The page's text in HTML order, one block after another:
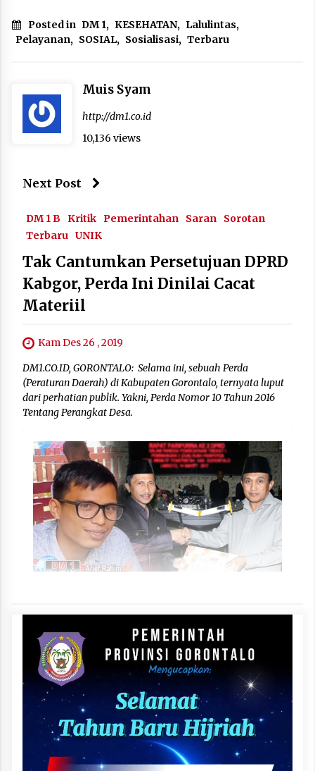
Posted in DM 1, KESEHATAN, Lalulintas,
Pelayanan, SOSIAL, Sosialisasi, Terbaru
Muis Syam
http://dm1.co.id
10,136 views
Next Post
DM 1 B Kritik Pemerintahan Saran
Sorotan
Terbaru UNIK
Tak Cantumkan Persetujuan DPRD
Kabgor, Perda Ini Dinilai Cacat
Materiil
Kam Des 26 , 2019
DM1.CO.ID, GORONTALO: Selama ini, sebuah Perda
(Peraturan Daerah) di Kabupaten Gorontalo, ternyata luput
dari perhatian publik. Yakni, Perda Nomor 10 Tahun 2016
Tentang Perangkat Desa.